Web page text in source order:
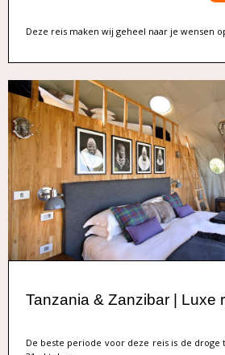
Deze reis maken wij geheel naar je wensen
Tanzania & Zanzibar | Luxe
De beste periode voor deze reis is de